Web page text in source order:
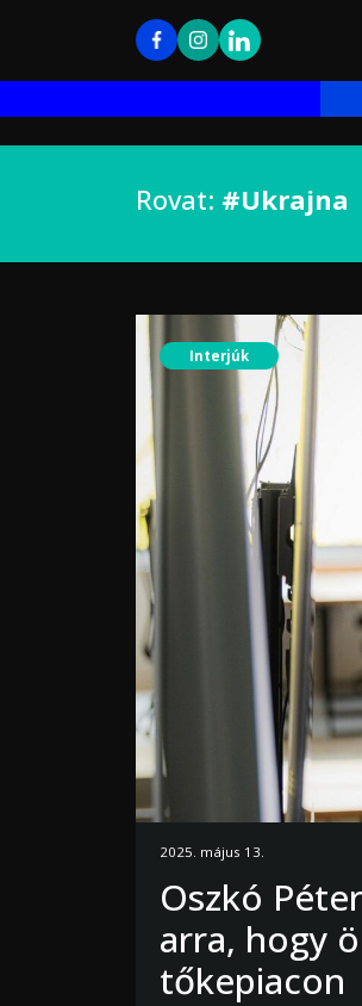
Rovat: #Ukrajna
Interjúk
2025. május 13.
Oszkó
arra, hogy
tőkepiacon